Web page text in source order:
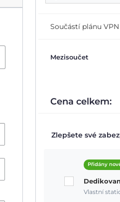
Součástí plánu
Mezisoučet
Cena celkem:
Zlepšete své
Přidány
Vlastní